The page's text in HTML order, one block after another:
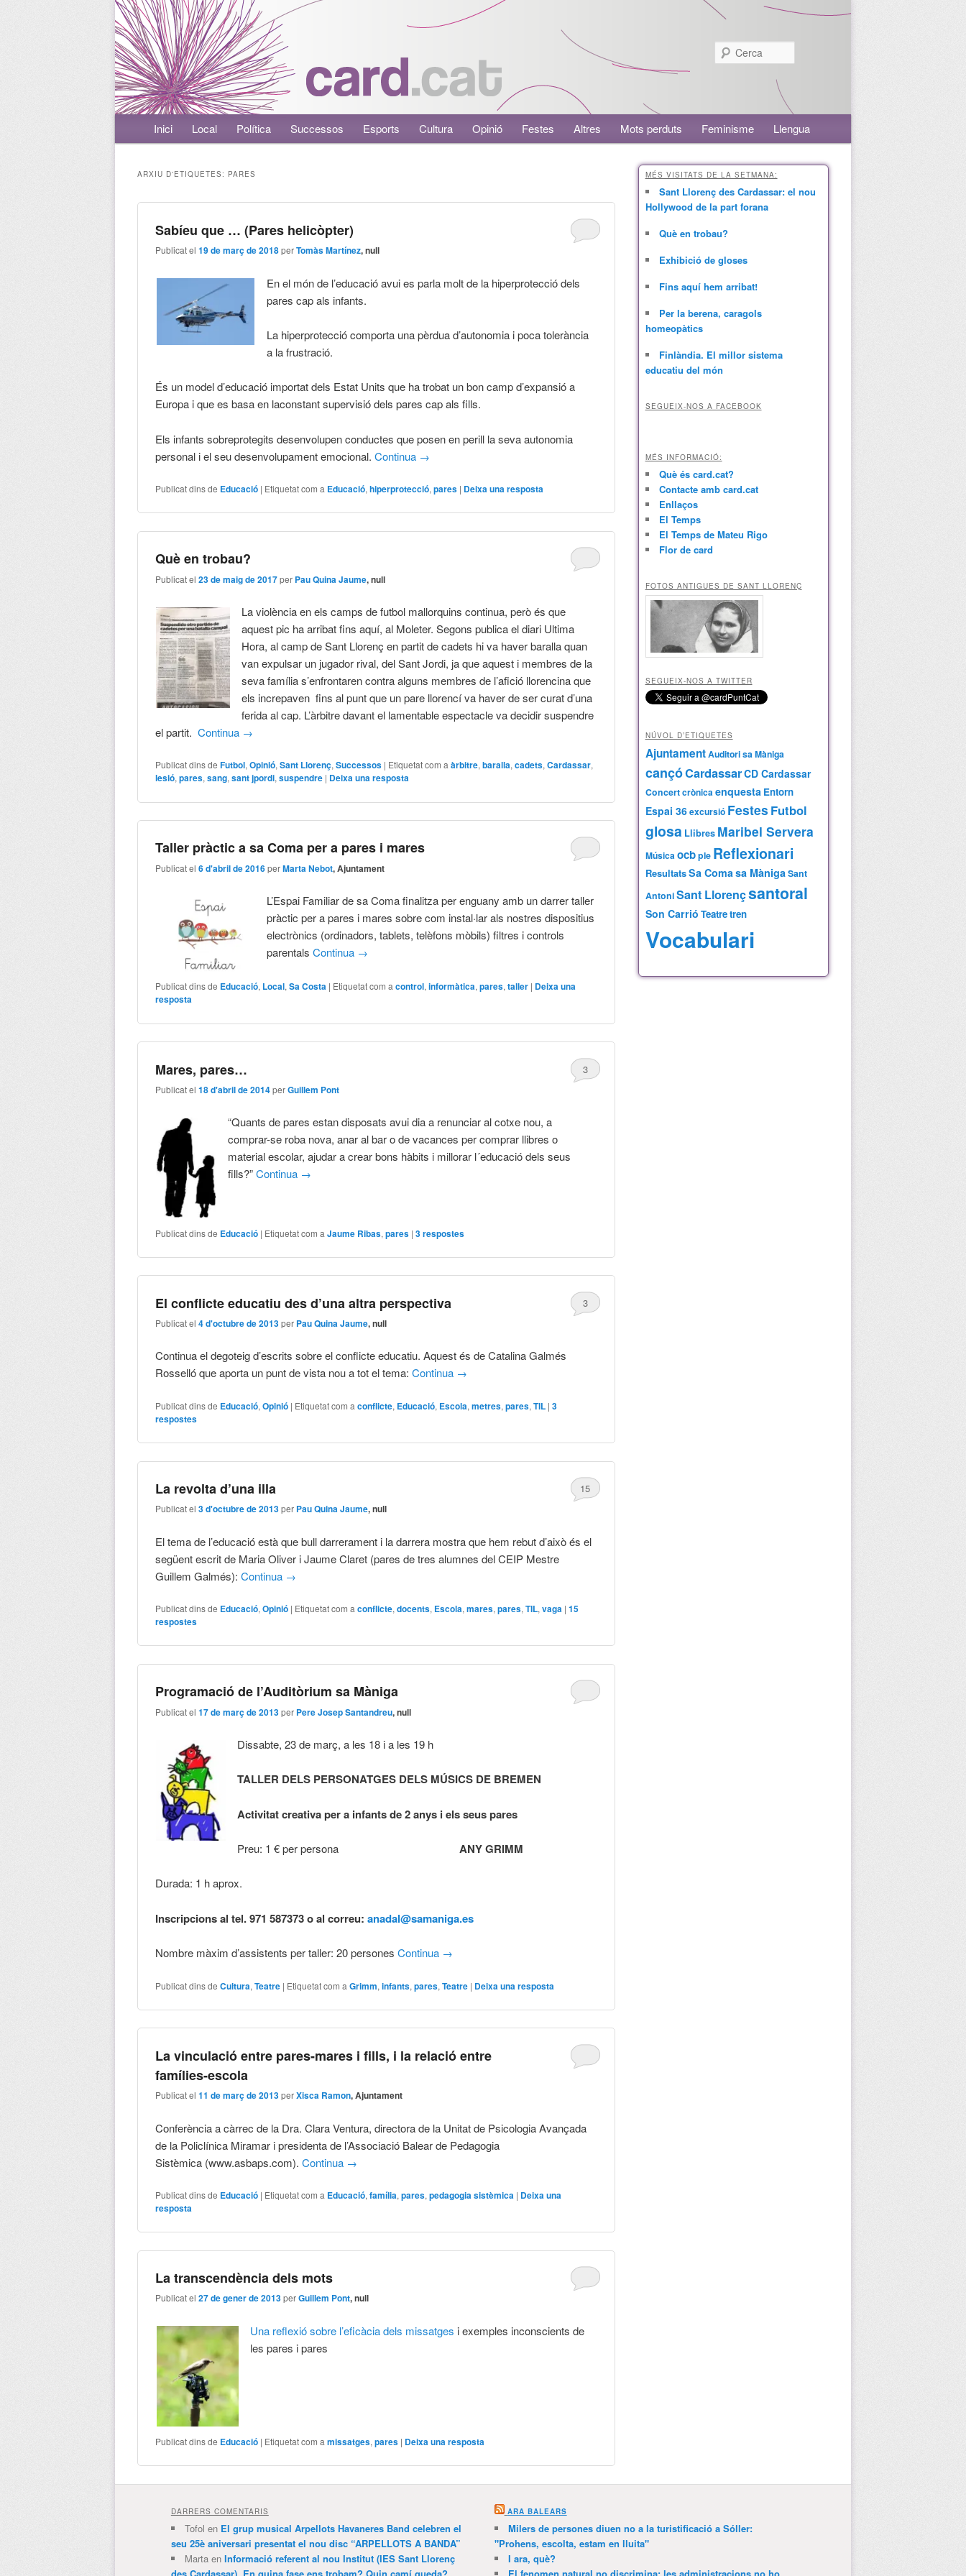
Menú principalAneu al contingut principal
Aneu al contingut secundari
Inici Local Política Successos Esports Cultura Opinió Festes Altres Mots perduts Feminisme Llengua
ARXIU D'ETIQUETES: PARES
Sabíeu que … (Pares helicòpter)
Publicat el19 de març de 2018perTomàs Martínez, null
En el món de l’educació avui es parla molt de la hiperprotecció dels
pares cap als infants.
La hiperprotecció comporta una pèrdua d’autonomia i poca tolerància
a la frustració.
És un model d’educació importat dels Estat Units que ha trobat un bon camp d’expansió a
Europa i que es basa en laconstant supervisió dels pares cap als fills.
Els infants sobreprotegits desenvolupen conductes que posen en perill la seva autonomia
personal i el seu desenvolupament emocional.Continua →
Publicat dins de Educació | Etiquetat com a Educació,hiperprotecció,pares | Deixa una resposta
Què en trobau?
Publicat el23 de maig de 2017per Pau Quina Jaume, null
La violència en els camps de futbol mallorquins continua, però és que
aquest pic ha arribat fins aquí, al Moleter. Segons publica el diari Ultima
Hora, al camp de Sant Llorenç en partit de cadets hi va haver baralla quan
van expulsar un jugador rival, del Sant Jordi, ja que aquest i membres de la
seva família s’enfrontaren contra alguns membres de l’afició llorencina que
els increpaven fins al punt que un pare llorencí va haver de ser curat d’una
ferida al cap. L’àrbitre davant el lamentable espectacle va decidir suspendre
el partit.Continua →
Publicat dins de Futbol,Opinió,Sant Llorenç,Successos | Etiquetat com a àrbitre,baralla,cadets,Cardassar,
lesió,pares,sang,sant jpordi,suspendre | Deixa una resposta
Taller pràctic a sa Coma per a pares i mares
Publicat el6 d'abril de 2016perMarta Nebot, Ajuntament
L’Espai Familiar de sa Coma finalitza per enguany amb un darrer taller
pràctic per a pares i mares sobre com instal·lar als nostres dispositius
electrònics (ordinadors, tablets, telèfons mòbils) filtres i controls
parentalsContinua →
Publicat dins de Educació, Local,Sa Costa | Etiquetat com acontrol,informàtica,pares,taller | Deixa una
resposta
Mares, pares…
Publicat el18 d'abril de 2014perGuillem Pont
3
“Quants de pares estan disposats avui dia a renunciar al cotxe nou, a
comprar-se roba nova, anar al bar o de vacances per comprar llibres o
material escolar, ajudar a crear bons hàbits i millorar l´educació dels seus
fills?”Continua →
Publicat dins de Educació | Etiquetat com a Jaume Ribas,pares |3respostes
El conflicte educatiu des d’una altra perspectiva
Publicat el4 d'octubre de 2013per Pau Quina Jaume, null
3
Continua el degoteig d’escrits sobre el conflicte educatiu. Aquest és de Catalina Galmés
Rosselló que aporta un punt de vista nou a tot el tema:Continua →
Publicat dins de Educació,Opinió | Etiquetat com a conflicte, Educació, Escola,metres,pares,TIL |3
respostes
La revolta d’una illa
Publicat el3 d'octubre de 2013per Pau Quina Jaume, null
15
El tema de l’educació està que bull darrerament i la darrera mostra que hem rebut d’això és el
següent escrit de Maria Oliver i Jaume Claret (pares de tres alumnes del CEIP Mestre
Guillem Galmés):Continua →
Publicat dins de Educació,Opinió | Etiquetat com a conflicte,docents, Escola,mares,pares,TIL,vaga |15
respostes
Programació de l’Auditòrium sa Màniga
Publicat el17 de març de 2013per Pere Josep Santandreu, null
Dissabte, 23 de març, a les 18 i a les 19 h
TALLER DELS PERSONATGES DELS MÚSICS DE BREMEN
Activitat creativa per a infants de 2 anys i els seus pares
Preu: 1 € per persona ANY GRIMM
Durada: 1 h aprox.
Inscripcions al tel. 971 587373 o al correu:anadal@samaniga.es
Nombre màxim d’assistents per taller: 20 personesContinua →
Publicat dins de Cultura,Teatre | Etiquetat com a Grimm,infants,pares,Teatre | Deixa una resposta
La vinculació entre pares-mares i fills, i la relació entre
famílies-escola
Publicat el11 de març de 2013perXisca Ramon, Ajuntament
Conferència a càrrec de la Dra. Clara Ventura, directora de la Unitat de Psicologia Avançada
de la Policlínica Miramar i presidenta de l’Associació Balear de Pedagogia
Sistèmica (www.asbaps.com).Continua →
Publicat dins de Educació | Etiquetat com a Educació,família,pares,pedagogia sistèmica | Deixa una
resposta
La transcendència dels mots
Publicat el27 de gener de 2013perGuillem Pont, null
Una reflexió sobre l’eficàcia dels missatges i exemples inconscients de
les pares i pares
Publicat dins de Educació | Etiquetat com a missatges,pares | Deixa una resposta
MÉS VISITATS DE LA SETMANA:
Sant Llorenç des Cardassar: el nou
Hollywood de la part forana
Què en trobau?
Exhibició de gloses
Fins aquí hem arribat!
Per la berena, caragols
homeopàtics
Finlàndia. El millor sistema
educatiu del món
SEGUEIX-NOS A FACEBOOK
MÉS INFORMACIÓ:
Què és card.cat?
Contacte amb card.cat
Enllaços
El Temps
El Temps de Mateu Rigo
Flor de card
FOTOS ANTIGUES DE SANT LLORENÇ
SEGUEIX-NOS A TWITTER
NÚVOL D’ETIQUETES
AjuntamentAuditori sa Màniga
cançóCardassarCD Cardassar
Concertcrònicaenquesta Entorn
Espai 36excursió Festes Futbol
glosa Llibres Maribel Servera
Músicaocbple Reflexionari
ResultatsSa Comasa MànigaSant
AntoniSant Llorençsantoral
Son Carrió Teatretren
Vocabulari
DARRERS COMENTARIS
Tofol en El grup musical Arpellots Havaneres Band celebren el
seu 25è aniversari presentat el nou disc “ARPELLOTS A BANDA”
Martaen Informació referent al nou Institut (IES Sant Llorenç
ARA BALEARS
Milers de persones diuen no a la turistificació a Sóller:
"Prohens, escolta, estam en lluita"
I ara, què?